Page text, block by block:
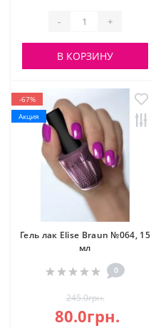
- +
В КОРЗИНУ
-67%
Акция
Гель лак Elise Braun №064, 15
мл
0
245.0грн.
80.0грн.